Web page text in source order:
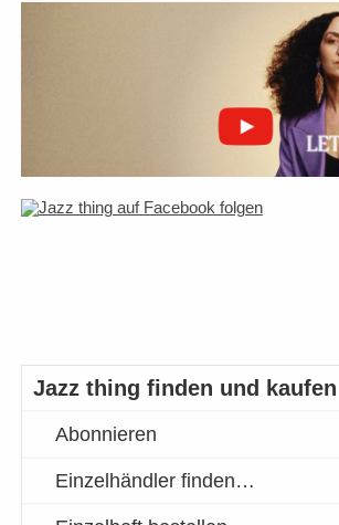
Jazz thing finden und kaufen
Abonnieren
Einzelhändler finden…